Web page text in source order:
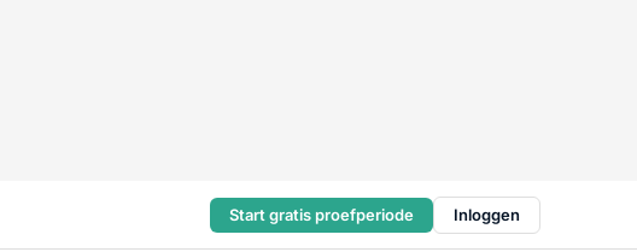
Start gratis proefperiode Inloggen